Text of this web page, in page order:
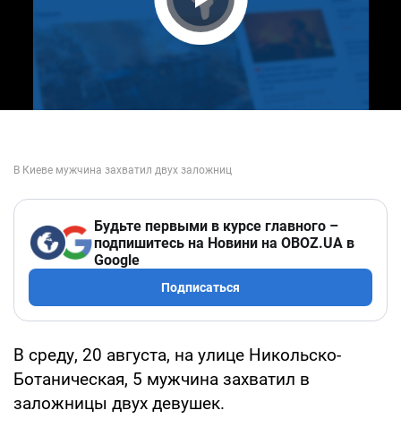
Play Video
Будьте первыми в курсе главного –
подпишитесь на Новини на OBOZ.UA в
Google
Подписаться
В среду, 20 августа, на улице Никольско-
Ботаническая, 5 мужчина захватил в
заложницы двух девушек.